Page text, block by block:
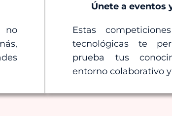
no
Únete a eventos
Estas
tecnológicas te
prueba tus
entorno colaborativo